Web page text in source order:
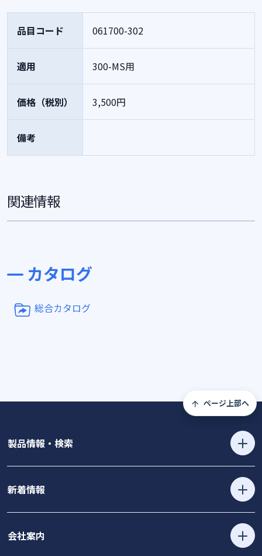
品目コード 061700-302
適用 300-MS用
価格（税別） 3,500円
備考
関連情報
カタログ
総合カタログ
ページ上部へ
製品情報・検索
新着情報
会社案内